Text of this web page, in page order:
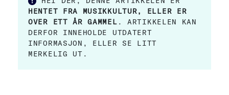
HENTET FRA MUSIKKULTUR, ELLER ER
OVER ETT ÅR GAMMEL . ARTIKKELEN KAN
DERFOR INNEHOLDE UTDATERT
INFORMASJON, ELLER SE LITT
MERKELIG UT.